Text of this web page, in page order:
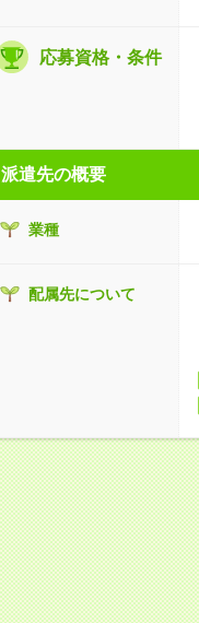
応募資格・条件
派遣先の概要
業種
配属先について